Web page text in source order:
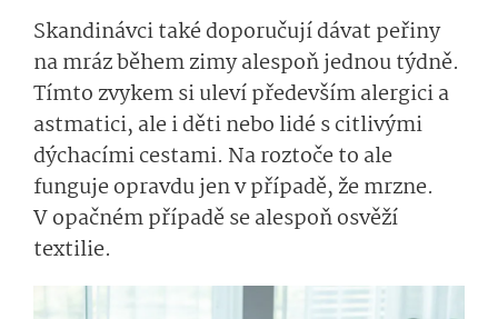
Skandinávci také doporučují dávat peřiny
na mráz během zimy alespoň jednou týdně.
Tímto zvykem si uleví především alergici a
astmatici, ale i děti nebo lidé s citlivými
dýchacími cestami. Na roztoče to ale
funguje opravdu jen v případě, že mrzne.
V opačném případě se alespoň osvěží
textilie.